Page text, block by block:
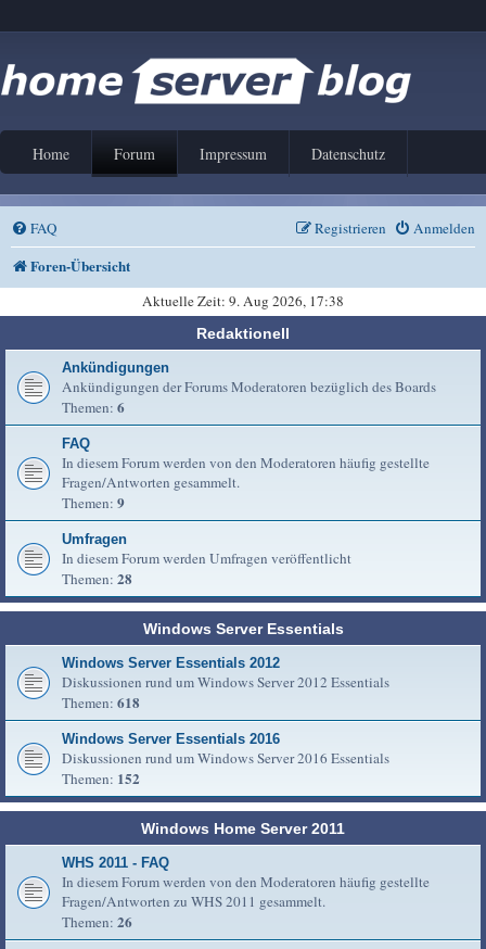
Home Forum Impressum Datenschutz
FAQ Anmelden
Registrieren
Foren-Übersicht
Aktuelle Zeit: 9. Aug 2026, 17:38
Redaktionell
Ankündigungen
Ankündigungen der Forums Moderatoren bezüglich des Boards
Themen: 6
FAQ
In diesem Forum werden von den Moderatoren häufig gestellte
Fragen/Antworten gesammelt.
Themen: 9
Umfragen
In diesem Forum werden Umfragen veröffentlicht
Themen: 28
Windows Server Essentials
Windows Server Essentials 2012
Diskussionen rund um Windows Server 2012 Essentials
Themen: 618
Windows Server Essentials 2016
Diskussionen rund um Windows Server 2016 Essentials
Themen: 152
Windows Home Server 2011
WHS 2011 - FAQ
In diesem Forum werden von den Moderatoren häufig gestellte
Fragen/Antworten zu WHS 2011 gesammelt.
Themen: 26